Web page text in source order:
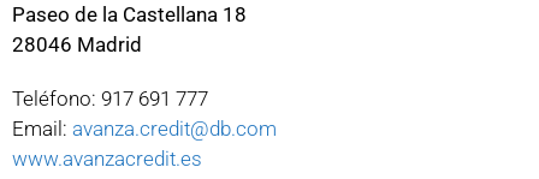
Paseo de la Castellana 18
28046 Madrid
Teléfono: 917 691 777
Email: avanza.credit@db.com
www.avanzacredit.es